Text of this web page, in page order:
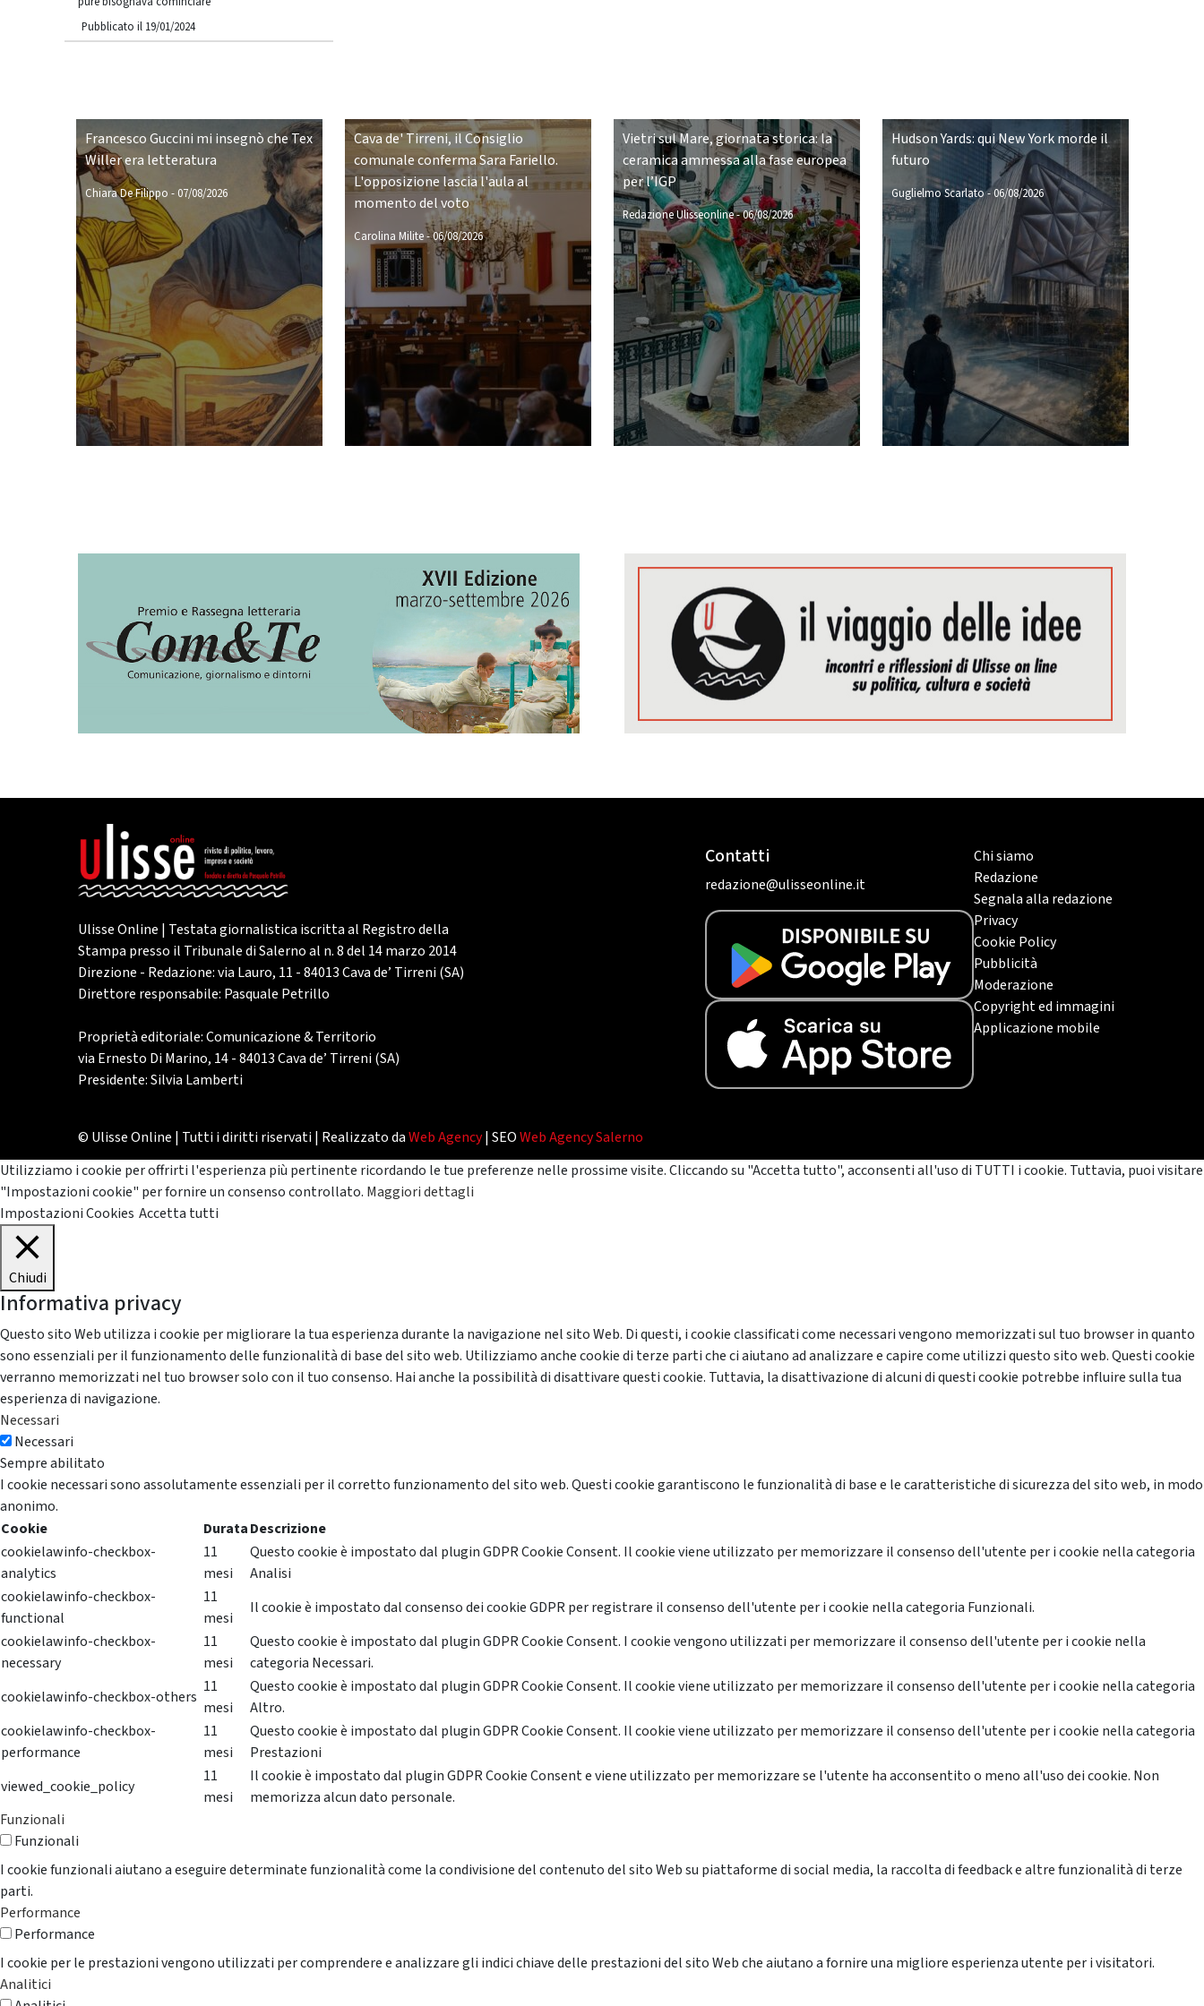
Pubblicato il 19/01/2024
Francesco Guccini mi insegnò che Tex
Willer era letteratura
Chiara De Filippo -07/08/2026
Cava de' Tirreni, il Consiglio
comunale conferma Sara Fariello.
L'opposizione lascia l'aula al
momento del voto
Carolina Milite-06/08/2026
Vietri sul Mare, giornata storica: la
ceramica ammessa alla fase europea
per l’IGP
Redazione Ulisseonline-06/08/2026
Hudson Yards: qui New York morde il
futuro
Guglielmo Scarlato-06/08/2026
Ulisse Online | Testata giornalistica iscritta al Registro della
Stampa presso il Tribunale di Salerno al n. 8 del 14 marzo 2014
Direzione - Redazione: via Lauro, 11 - 84013 Cava de’ Tirreni (SA)
Direttore responsabile: Pasquale Petrillo
Proprietà editoriale: Comunicazione & Territorio
via Ernesto Di Marino, 14 - 84013 Cava de’ Tirreni (SA)
Presidente: Silvia Lamberti
Contatti
redazione@ulisseonline.it
Chi siamo
Redazione
Segnala alla redazione
Privacy
Cookie Policy
Pubblicità
Moderazione
Copyright ed immagini
Applicazione mobile
© Ulisse Online | Tutti i diritti riservati | Realizzato daWeb Agency| SEOWeb Agency Salerno
Utilizziamo i cookie per offrirti l'esperienza più pertinente ricordando le tue preferenze nelle prossime visite. Cliccando su "Accetta tutto", acconsenti all'uso di TUTTI i cookie. Tuttavia, puoi visitare
"Impostazioni cookie" per fornire un consenso controllato. Maggiori dettagli
Impostazioni Cookies Accetta tutti
Chiudi
Informativa privacy
Questo sito Web utilizza i cookie per migliorare la tua esperienza durante la navigazione nel sito Web. Di questi, i cookie classificati come necessari vengono memorizzati sul tuo browser in quanto
sono essenziali per il funzionamento delle funzionalità di base del sito web. Utilizziamo anche cookie di terze parti che ci aiutano ad analizzare e capire come utilizzi questo sito web. Questi cookie
verranno memorizzati nel tuo browser solo con il tuo consenso. Hai anche la possibilità di disattivare questi cookie. Tuttavia, la disattivazione di alcuni di questi cookie potrebbe influire sulla tua
esperienza di navigazione.
Necessari
Necessari
Sempre abilitato
I cookie necessari sono assolutamente essenziali per il corretto funzionamento del sito web. Questi cookie garantiscono le funzionalità di base e le caratteristiche di sicurezza del sito web, in modo
anonimo.
Cookie
DurataDescrizione
cookielawinfo-checkbox-
analytics
11
mesi
Questo cookie è impostato dal plugin GDPR Cookie Consent. Il cookie viene utilizzato per memorizzare il consenso dell'utente per i cookie nella categoria
Analisi
cookielawinfo-checkbox-
functional
11
mesi
Il cookie è impostato dal consenso dei cookie GDPR per registrare il consenso dell'utente per i cookie nella categoria Funzionali.
cookielawinfo-checkbox-
necessary
11
mesi
Questo cookie è impostato dal plugin GDPR Cookie Consent. I cookie vengono utilizzati per memorizzare il consenso dell'utente per i cookie nella
categoria Necessari.
cookielawinfo-checkbox-others
11
mesi
Questo cookie è impostato dal plugin GDPR Cookie Consent. Il cookie viene utilizzato per memorizzare il consenso dell'utente per i cookie nella categoria
Altro.
cookielawinfo-checkbox-
performance
11
mesi
Questo cookie è impostato dal plugin GDPR Cookie Consent. Il cookie viene utilizzato per memorizzare il consenso dell'utente per i cookie nella categoria
Prestazioni
viewed_cookie_policy
11
mesi
Il cookie è impostato dal plugin GDPR Cookie Consent e viene utilizzato per memorizzare se l'utente ha acconsentito o meno all'uso dei cookie. Non
memorizza alcun dato personale.
Funzionali
Funzionali
I cookie funzionali aiutano a eseguire determinate funzionalità come la condivisione del contenuto del sito Web su piattaforme di social media, la raccolta di feedback e altre funzionalità di terze
parti.
Performance
Performance
I cookie per le prestazioni vengono utilizzati per comprendere e analizzare gli indici chiave delle prestazioni del sito Web che aiutano a fornire una migliore esperienza utente per i visitatori.
Analitici